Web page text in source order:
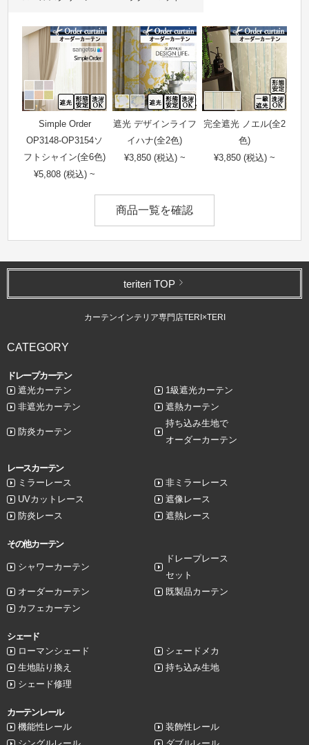
Simple Order
OP3148-OP3154ソ
フトシャイン(全6色)
¥5,808 (税込) ~
遮光 デザインライフ
イハナ(全2色)
¥3,850 (税込) ~
完全遮光 ノエル(全2
色)
¥3,850 (税込) ~
商品一覧を確認
teriteri TOP
カーテンインテリア専門店TERI×TERI
CATEGORY
ドレープカーテン
遮光カーテン
1級遮光カーテン
非遮光カーテン
遮熱カーテン
防炎カーテン
持ち込み生地で
オーダーカーテン
レースカーテン
ミラーレース
非ミラーレース
UVカットレース
遮像レース
防炎レース
遮熱レース
その他カーテン
シャワーカーテン
ドレープレース
セット
オーダーカーテン
既製品カーテン
カフェカーテン
シェード
ローマンシェード
シェードメカ
生地貼り換え
持ち込み生地
シェード修理
カーテンレール
機能性レール
装飾性レール